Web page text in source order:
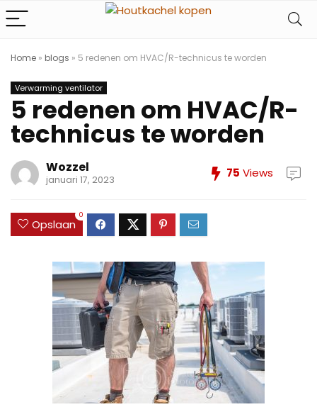
Home » blogs » 5 redenen om HVAC/R-technicus te worden
Verwarming ventilator
5 redenen om HVAC/R-
technicus te worden
Wozzel
januari 17, 2023 75 Views
Opslaan
0